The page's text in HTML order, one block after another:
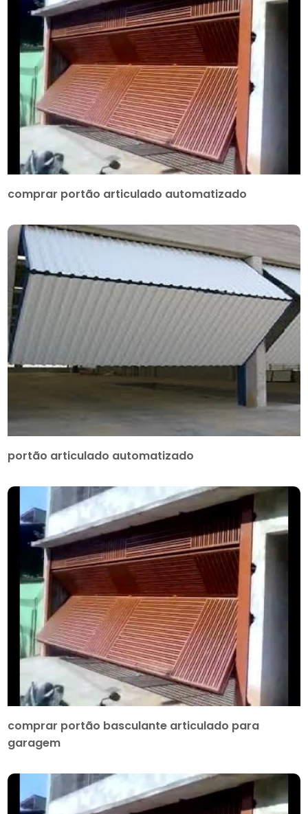
comprar portão articulado automatizado
portão articulado automatizado
comprar portão basculante articulado para
garagem